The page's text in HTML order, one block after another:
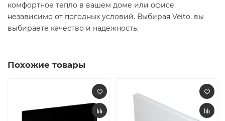
комфортное тепло в вашем доме или офисе,
независимо от погодных условий. Выбирая Veito, вы
выбираете качество и надежность.
Похожие товары